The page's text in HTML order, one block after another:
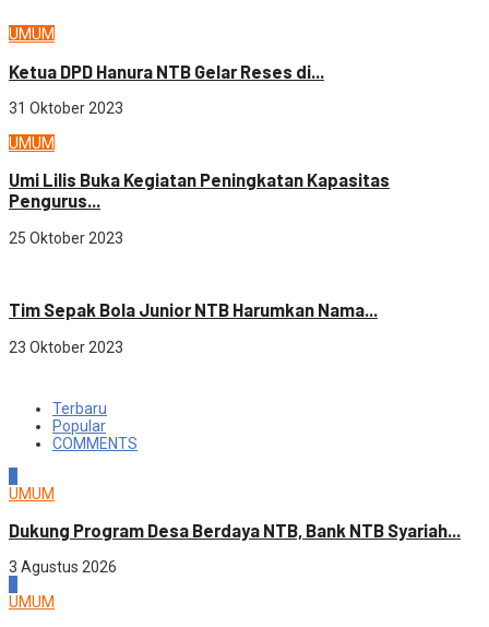
UMUM
Ketua DPD Hanura NTB Gelar Reses di...
31 Oktober 2023
UMUM
Umi Lilis Buka Kegiatan Peningkatan Kapasitas
Pengurus...
25 Oktober 2023
Tim Sepak Bola Junior NTB Harumkan Nama...
23 Oktober 2023
Terbaru
Popular
COMMENTS
UMUM
Dukung Program Desa Berdaya NTB, Bank NTB Syariah...
3 Agustus 2026
UMUM